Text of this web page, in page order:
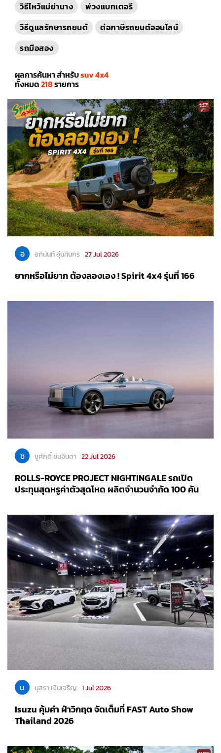
วิธีไหว้แม่ย่านาง
พ่วงแบทเตอรี
วิธีดูแลรักษารถยนต์
ต่อภาษีรถยนต์ออนไลน์
รถมือสอง
ผลการค้นหา สำหรับsuv 4x4
ทั้งหมด218รายการ
อ อภินันท์ อุ่นทินกร 27 Jul 2026
ยากหรือไม่ยาก ต้องลองเอง ! Spirit 4x4 รุ่นที่ 166
ช ชูศักดิ์ ชมจินดา 22 Jul 2026
ROLLS-ROYCE PROJECT NIGHTINGALE รถเปิด
ประทุนสุดหรูค่าตัวสุดโหด ผลิตจำนวนจำกัด 100 คัน
น นุสรา เงินเจริญ 1 Jul 2026
Isuzu คุ้มค่า ฝ่าวิกฤต จัดเต็มที่ FAST Auto Show
Thailand 2026